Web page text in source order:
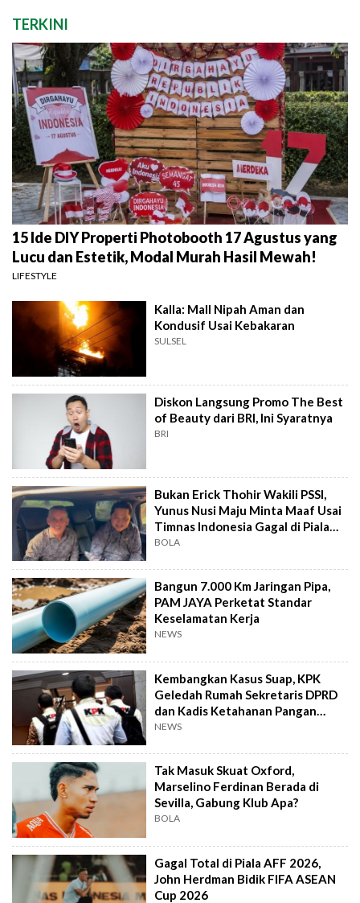
TERKINI
15 Ide DIY Properti Photobooth 17 Agustus yang
Lucu dan Estetik, Modal Murah Hasil Mewah!
LIFESTYLE
Kalla: Mall Nipah Aman dan
Kondusif Usai Kebakaran
SULSEL
Diskon Langsung Promo The Best
of Beauty dari BRI, Ini Syaratnya
BRI
Bukan Erick Thohir Wakili PSSI,
Yunus Nusi Maju Minta Maaf Usai
Timnas Indonesia Gagal di Piala
AFF
BOLA
Bangun 7.000 Km Jaringan Pipa,
PAM JAYA Perketat Standar
Keselamatan Kerja
NEWS
Kembangkan Kasus Suap, KPK
Geledah Rumah Sekretaris DPRD
dan Kadis Ketahanan Pangan
Bengkulu
NEWS
Tak Masuk Skuat Oxford,
Marselino Ferdinan Berada di
Sevilla, Gabung Klub Apa?
BOLA
Gagal Total di Piala AFF 2026,
John Herdman Bidik FIFA ASEAN
Cup 2026